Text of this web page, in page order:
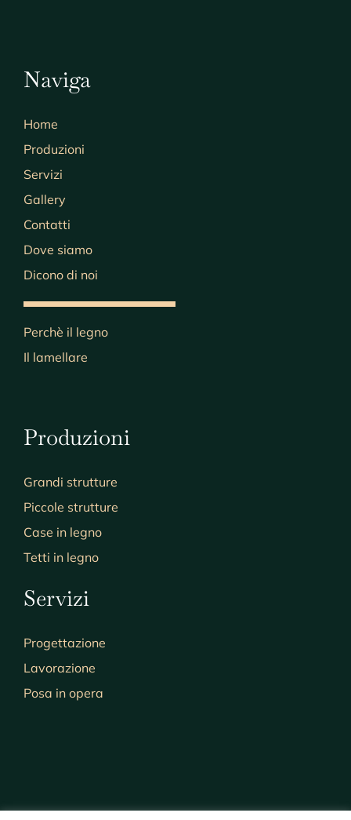
Naviga
Home
Produzioni
Servizi
Gallery
Contatti
Dove siamo
Dicono di noi
Perchè il legno
Il lamellare
Produzioni
Grandi strutture
Piccole strutture
Case in legno
Tetti in legno
Servizi
Progettazione
Lavorazione
Posa in opera